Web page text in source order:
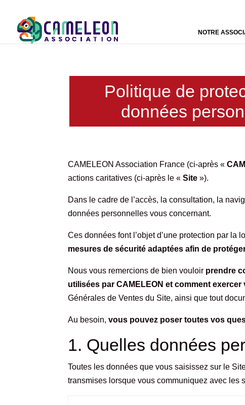
NOTRE
Politique de
données
CAMELEON Association France (ci-après «
actions caritatives (ci-après le « Site »).
Dans le cadre de l’accès, la consultation, la
données personnelles vous concernant.
Ces données font l’objet d’une protection par la
mesures de sécurité adaptées afin de
Nous vous remercions de bien vouloir prendre
utilisées par CAMELEON et comment
Générales de Ventes du Site, ainsi que tout
Au besoin,vous pouvez poser toutes vos
1. Quelles données
Toutes les données que vous saisissez sur le
transmises lorsque vous communiquez avec les